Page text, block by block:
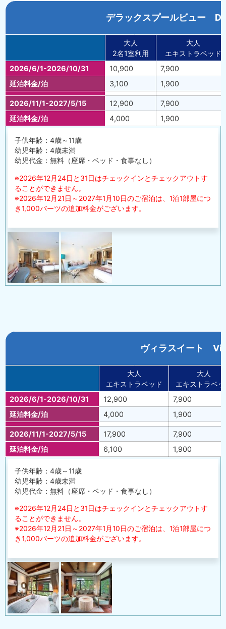
デラックスプールビュー
大人
2名1室利用
大人
エキストラベッド
2026/6/1-2026/10/31
10,900
7,900
延泊料金/泊
3,100 1,900
2026/11/1-2027/5/15 12,900
7,900
延泊料金/泊
4,000 1,900
子供年齢：4歳～11歳
幼児年齢：4歳未満
幼児代金：無料（座席・ベッド・食事なし）
※2026年12月24日と31日はチェックインとチェックアウトす
ることができません。
※2026年12月21日～2027年1月10日のご宿泊は、1泊1部屋につ
き1,000バーツの追加料金がございます。
ヴィラスイート
大人
エキストラベッド
大人
エキストラベ
2026/6/1-2026/10/31
12,900
7,900
延泊料金/泊
4,000 1,900
2026/11/1-2027/5/15 17,900
7,900
延泊料金/泊
6,100 1,900
子供年齢：4歳～11歳
幼児年齢：4歳未満
幼児代金：無料（座席・ベッド・食事なし）
※2026年12月24日と31日はチェックインとチェックアウトす
ることができません。
※2026年12月21日～2027年1月10日のご宿泊は、1泊1部屋につ
き1,000バーツの追加料金がございます。